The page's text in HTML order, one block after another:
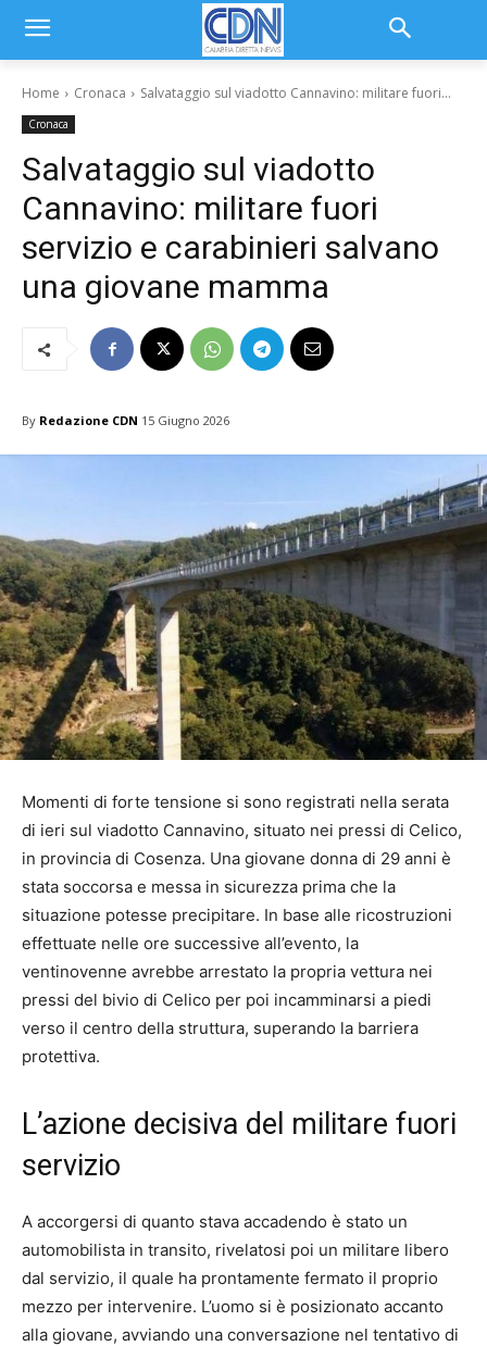
Home Cronaca Salvataggio sul viadotto Cannavino: militare fuori...
Cronaca
Salvataggio sul viadotto
Cannavino: militare fuori
servizio e carabinieri salvano
una giovane mamma
By Redazione CDN 15 Giugno 2026
Momenti di forte tensione si sono registrati nella serata
di ieri sul viadotto Cannavino, situato nei pressi di Celico,
in provincia di Cosenza. Una giovane donna di 29 anni è
stata soccorsa e messa in sicurezza prima che la
situazione potesse precipitare. In base alle ricostruzioni
effettuate nelle ore successive all’evento, la
ventinovenne avrebbe arrestato la propria vettura nei
pressi del bivio di Celico per poi incamminarsi a piedi
verso il centro della struttura, superando la barriera
protettiva.
L’azione decisiva del militare fuori
servizio
A accorgersi di quanto stava accadendo è stato un
automobilista in transito, rivelatosi poi un militare libero
dal servizio, il quale ha prontamente fermato il proprio
mezzo per intervenire. L’uomo si è posizionato accanto
alla giovane, avviando una conversazione nel tentativo di